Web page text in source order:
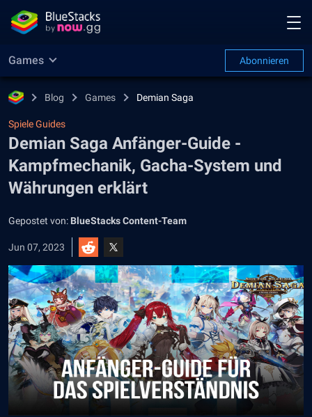
Games Abonnieren
Blog Games Demian Saga
Spiele Guides
Demian Saga Anfänger-Guide -
Kampfmechanik, Gacha-System und
Währungen erklärt
Gepostet von: BlueStacks Content-Team
Jun 07, 2023